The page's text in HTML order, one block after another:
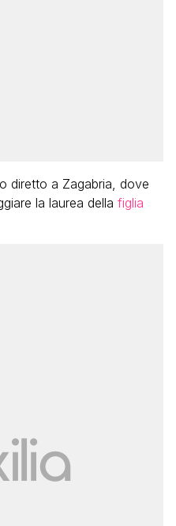
diretto a Zagabria, dove
la laurea della figlia